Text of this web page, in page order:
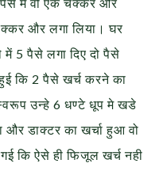
और लगा लिया। घर
5 पैसे लगा दिए दो पैसे
कि 2 पैसे खर्च करने का
उन्हे 6 धण्टे धूप मे खडे
और डाक्टर का खर्चा हुआ वो
कि ऐसे ही फिजूल खर्च नही